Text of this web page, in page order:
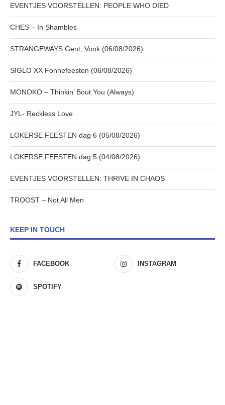
EVENTJES VOORSTELLEN: PEOPLE WHO DIED
CHES – In Shambles
STRANGEWAYS Gent, Vonk (06/08/2026)
SIGLO XX Fonnefeesten (06/08/2026)
MONOKO – Thinkin’ Bout You (Always)
JYL- Reckless Love
LOKERSE FEESTEN dag 6 (05/08/2026)
LOKERSE FEESTEN dag 5 (04/08/2026)
EVENTJES VOORSTELLEN: THRIVE IN CHAOS
TROOST – Not All Men
KEEP IN TOUCH
FACEBOOK INSTAGRAM
SPOTIFY